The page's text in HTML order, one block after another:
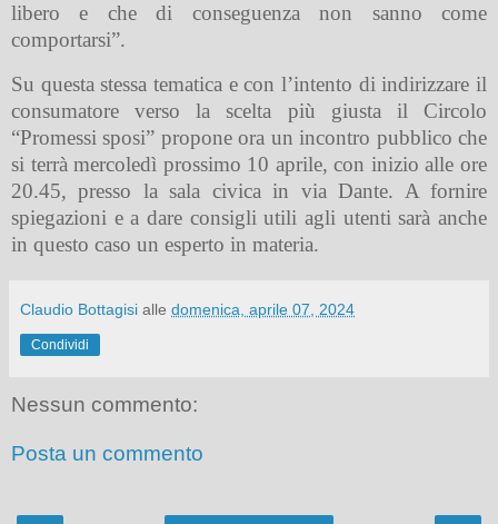
libero e che di conseguenza non sanno come
comportarsi”.
Su questa stessa tematica e con l’intento di indirizzare il
consumatore verso la scelta più giusta il Circolo
“Promessi sposi” propone ora un incontro pubblico che
si terrà mercoledì prossimo 10 aprile, con inizio alle ore
20.45, presso la sala civica in via Dante. A fornire
spiegazioni e a dare consigli utili agli utenti sarà anche
in questo caso un esperto in materia.
Claudio Bottagisi alle domenica, aprile 07, 2024
Condividi
Nessun commento:
Posta un commento